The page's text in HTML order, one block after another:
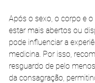
Após o sexo, o corpo e
estar mais abertos ou
pode influenciar a
medicina. Por isso,
resguardo de pelo
da consagração,